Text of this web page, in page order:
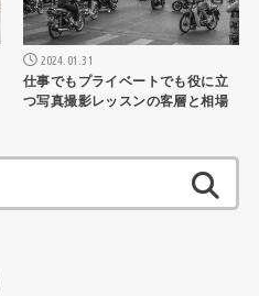
2024.01.31
仕事でもプライベートでも役に立
つ写真撮影レッスンの客層と相場
索: